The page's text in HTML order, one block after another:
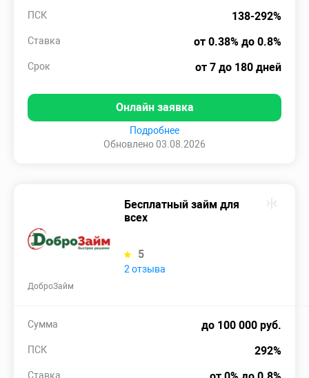
138-292%
ПСК
от 0.38% до 0.8%
Ставка
от 7 до 180 дней
Срок
Онлайн заявка
Подробнее
Обновлено 03.08.2026
ДоброЗайм
Бесплатный займ для
всех
5
2 отзыва
до 100 000 руб.
Сумма
292%
ПСК
Ставка